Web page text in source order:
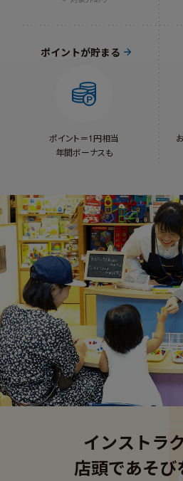
ポイントが貯まる
ポイント＝1円相当
年間ボーナスも
インストラ
店頭であそび